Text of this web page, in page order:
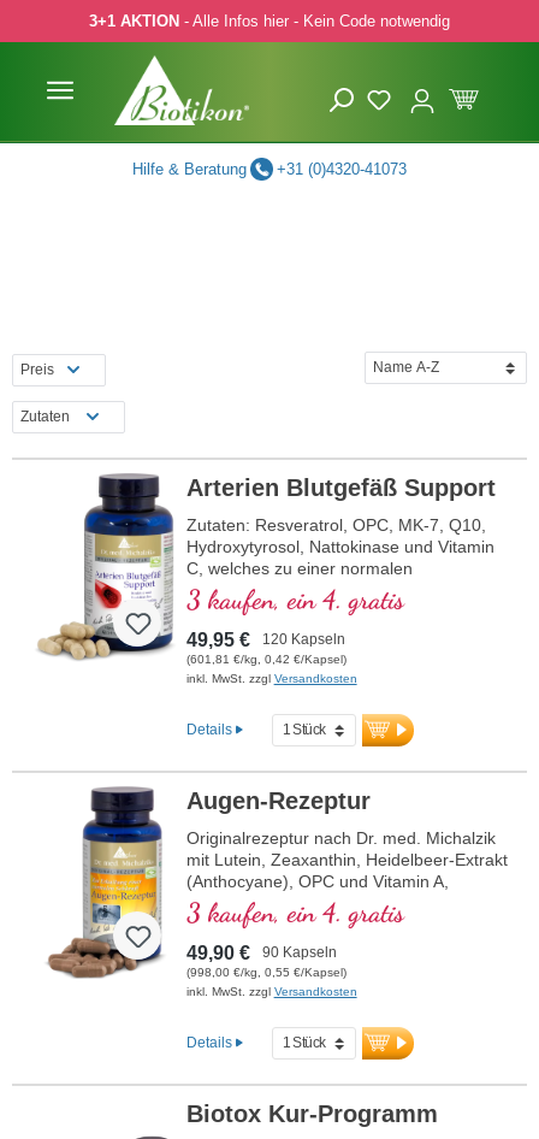
Hauptinhalt springen
Zur Suche springen
Zur Hauptnavigation springen
3+1 AKTION - Alle Infos hier - Kein Code notwendig
Hilfe & Beratung +31 (0)4320-41073
Preis
Zutaten
Arterien Blutgefäß Support
Zutaten: Resveratrol, OPC, MK-7, Q10,
Hydroxytyrosol, Nattokinase und Vitamin
C, welches zu einer normalen
Kollagenbildung für eine normale Funktion
der Blutgefäße beiträgt. Die B-Vitamine
liegen in bioaktiver Form vor.
3 kaufen, ein 4. gratis
49,95 € 120 Kapseln
(601,81 €/kg, 0,42 €/Kapsel)
inkl. MwSt. zzgl Versandkosten
Details
Augen-Rezeptur
Originalrezeptur nach Dr. med. Michalzik
mit Lutein, Zeaxanthin, Heidelbeer-Extrakt
(Anthocyane), OPC und Vitamin A,
welches zur Erhaltung einer normalen
Sehkraft beiträgt.
3 kaufen, ein 4. gratis
49,90 € 90 Kapseln
(998,00 €/kg, 0,55 €/Kapsel)
inkl. MwSt. zzgl Versandkosten
Details
Biotox Kur-Programm